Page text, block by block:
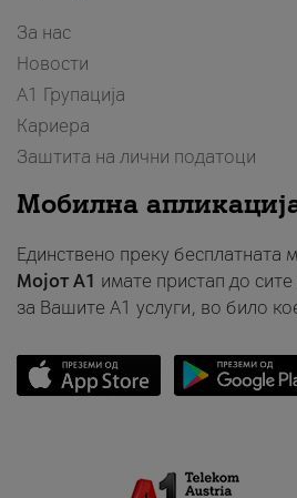
За нас
Новости
А1 Групација
Кариера
Заштита на лични податоци
Мобилна
Единствено преку бесплатната
Мојот A1 имате пристап до
за Вашите A1 услуги, во било